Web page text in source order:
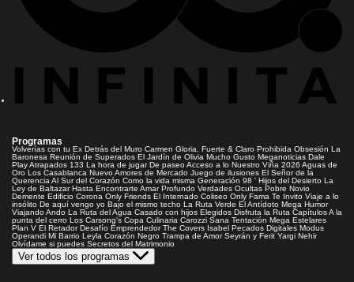
Programas
Volverías con tu Ex Detrás del Muro Carmen Gloria, Fuerte & Claro Prohibida Obsesión La
Baronesa Reunión de Superados El Jardín de Olivia Mucho Gusto Meganoticias Dale
PlayAtrapados 133 La hora de jugar De paseoAcceso a lo Nuestro Viña 2026 Aguas de
Oro Los Casablanca Nuevo Amores de Mercado Juego de ilusiones El Señor de la
Querencia Al Sur del Corazón Como la vida misma Generación 98 ' Hijos del Desierto La
Ley de Baltazar Hasta Encontrarte Amar Profundo Verdades Ocultas Pobre Novio
Demente Edificio Corona Only Friends El Internado Coliseo Only Fama Te Invito Viaje a lo
insólito De aquí vengo yo Bajo el mismo techo La Ruta Verde El Antídoto Mega Humor
Viajando Ando La Ruta del Agua Casado con hijos Elegidos Disfruta la Ruta CapítulosA la
punta del cerro Los Carsong's Copa Culinaria Carozzi Sana Tentación Mega Estelares
Plan V El Retador Desafío Emprendedor The Covers Isabel Pecados Digitales Modus
Operandi Mi Barrio Leyla Corazón Negro Trampa de Amor Seyrán y Ferit Yargi Nehir
Olvídame si puedes Secretos del Matrimonio
Ver todos los programas